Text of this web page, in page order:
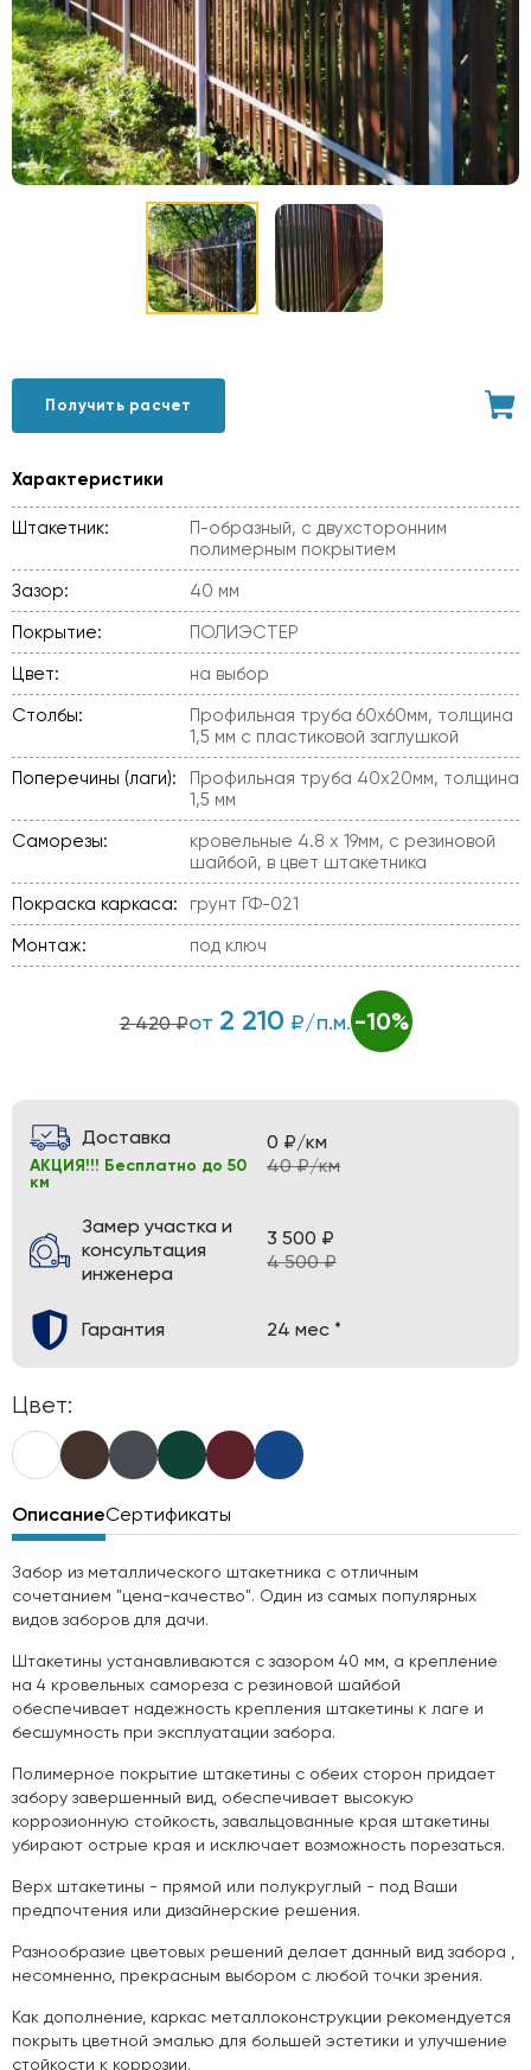
Получить расчет
Характеристики
Штакетник:
П-образный, с двухсторонним
полимерным покрытием
Зазор:
40 мм
Покрытие:
ПОЛИЭСТЕР
Цвет:
на выбор
Столбы:
Профильная труба 60х60мм, толщина
1,5 мм с пластиковой заглушкой
Поперечины (лаги):
Профильная труба 40х20мм, толщина
1,5 мм
Саморезы:
кровельные 4.8 х 19мм, с резиновой
шайбой, в цвет штакетника
Покраска каркаса:
грунт ГФ-021
Монтаж:
под ключ
2 420 ₽от 2 210 ₽/п.м. -10%
Доставка
АКЦИЯ!!! Бесплатно до 50
км
0 ₽/км
40 ₽/км
Замер участка и
консультация
инженера
3 500 ₽
4 500 ₽
Гарантия 24 мес *
Цвет:
ОписаниеСертификаты
Забор из металлического штакетника с отличным
сочетанием "цена-качество". Один из самых популярных
видов заборов для дачи.
Штакетины устанавливаются с зазором 40 мм, а крепление
на 4 кровельных самореза с резиновой шайбой
обеспечивает надежность крепления штакетины к лаге и
бесшумность при эксплуатации забора.
Полимерное покрытие штакетины с обеих сторон придает
забору завершенный вид, обеспечивает высокую
коррозионную стойкость, завальцованные края штакетины
убирают острые края и исключает возможность порезаться.
Верх штакетины - прямой или полукруглый - под Ваши
предпочтения или дизайнерские решения.
Разнообразие цветовых решений делает данный вид забора ,
несомненно, прекрасным выбором с любой точки зрения.
Как дополнение, каркас металлоконструкции рекомендуется
покрыть цветной эмалью для большей эстетики и улучшение
стойкости к коррозии.